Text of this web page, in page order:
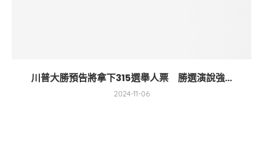
川普大勝預告將拿下315選舉人票 勝選演說強...
2024-11-06